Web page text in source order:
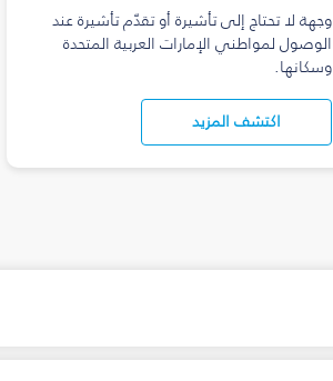
وجهة لا تحتاج إلى تأشيرة أو تقدّم تأشيرة عند
الوصول لمواطني الإمارات العربية المتحدة
وسكانها.
اكتشف المزيد